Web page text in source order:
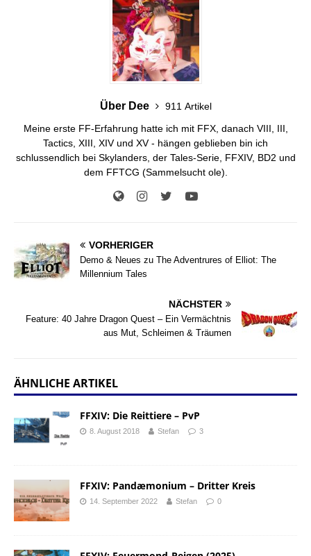
Über Dee
911 Artikel
Meine erste FF-Erfahrung hatte ich mit FFX, danach VIII, III,
Tactics, XIII, XIV und XV - hängen geblieben bin ich
schlussendlich bei Skylanders, der Tales-Serie, FFXIV, BD2 und
dem FFTCG (Sammelsucht ole).
VORHERIGER
Demo & Neues zu The Adventrures of Elliot: The
Millennium Tales
NÄCHSTER
Feature: 40 Jahre Dragon Quest – Ein Vermächtnis
aus Mut, Schleimen & Träumen
ÄHNLICHE ARTIKEL
FFXIV: Die Reittiere – PvP
8. August 2018 Stefan 3
FFXIV: Pandæmonium – Dritter Kreis
14. September 2022 Stefan 0